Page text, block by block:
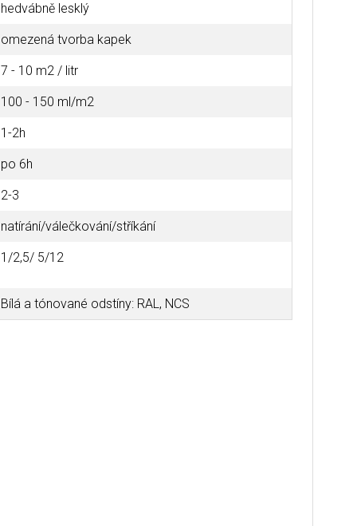
hedvábně lesklý
omezená tvorba kapek
7 - 10 m2 / litr
100 - 150 ml/m2
1-2h
po 6h
2-3
natírání/válečkování/stříkání
1/2,5/ 5/12
Bílá a tónované odstíny: RAL, NCS